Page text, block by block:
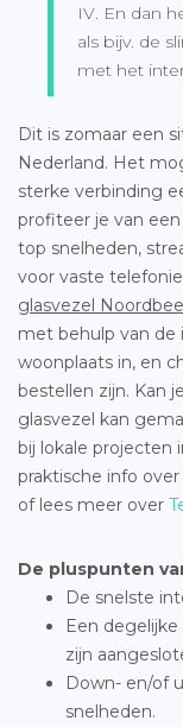
IV. En dan
als bijv. de
met het
Dit is zomaar een
Nederland. Het
sterke verbinding
profiteer je van
top snelheden,
voor vaste
glasvezel
met behulp van de
woonplaats in, en
bestellen zijn. Kan
glasvezel kan
bij lokale projecten
praktische info
of lees meer over
De pluspunten
De snelste
Een
zijn
Down- en/of
snelheden.